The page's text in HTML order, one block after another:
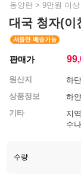
동양란 > 9만원 이상
대국 청자(이
판매가
원산지
하
상품정보
하
기타
지
수
수량